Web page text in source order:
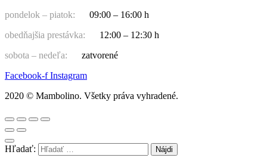
pondelok – piatok:
09:00 – 16:00 h
obedňajšia prestávka:
12:00 – 12:30 h
sobota – nedeľa:
zatvorené
Facebook-f Instagram
2020 © Mambolino. Všetky práva vyhradené.
Hľadať: